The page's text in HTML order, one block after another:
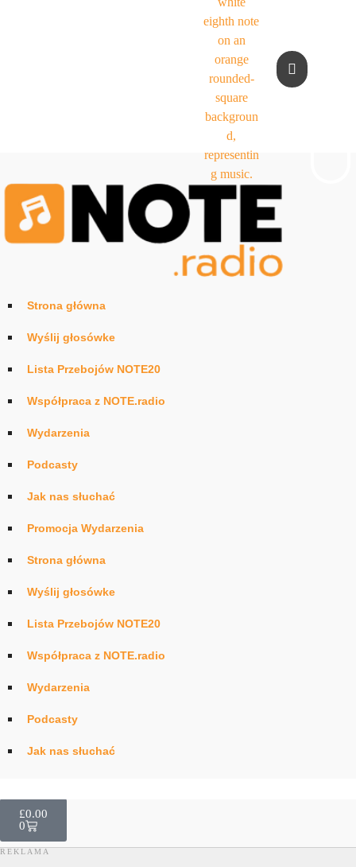
Strona główna
Wyślij głosówke
Lista Przebojów NOTE20
Współpraca z NOTE.radio
Wydarzenia
Podcasty
Jak nas słuchać
Promocja Wydarzenia
Strona główna
Wyślij głosówke
Lista Przebojów NOTE20
Współpraca z NOTE.radio
Wydarzenia
Podcasty
Jak nas słuchać
£0.00
0